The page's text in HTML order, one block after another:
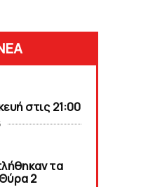
στις 21:00
τα
2